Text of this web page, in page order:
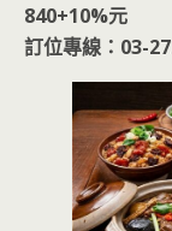
840+10%元
訂位專線：03-